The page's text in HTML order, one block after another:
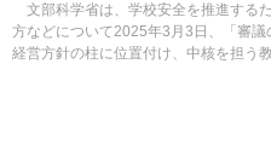
文部科学省は、学校安全を推進する
方などについて2025年3月3日、「審
経営方針の柱に位置付け、中核を担う